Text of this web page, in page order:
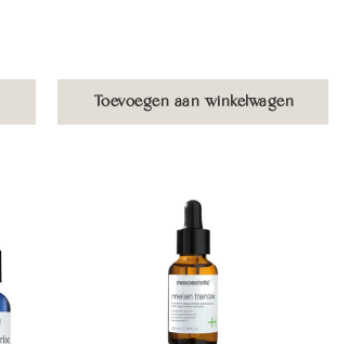
Toevoegen aan winkelwagen